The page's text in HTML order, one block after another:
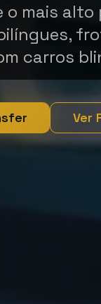
o mais
carros
Ver